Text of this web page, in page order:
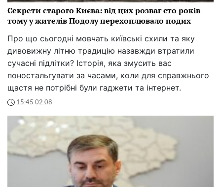
Секрети старого Києва: від цих розваг сто років
тому у жителів Подолу перехоплювало подих
Про що сьогодні мовчать київські схили та яку
дивовижну літню традицію назавжди втратили
сучасні підлітки? Історія, яка змусить вас
поностальгувати за часами, коли для справжнього
щастя не потрібні були гаджети та інтернет.
15:45 02.08